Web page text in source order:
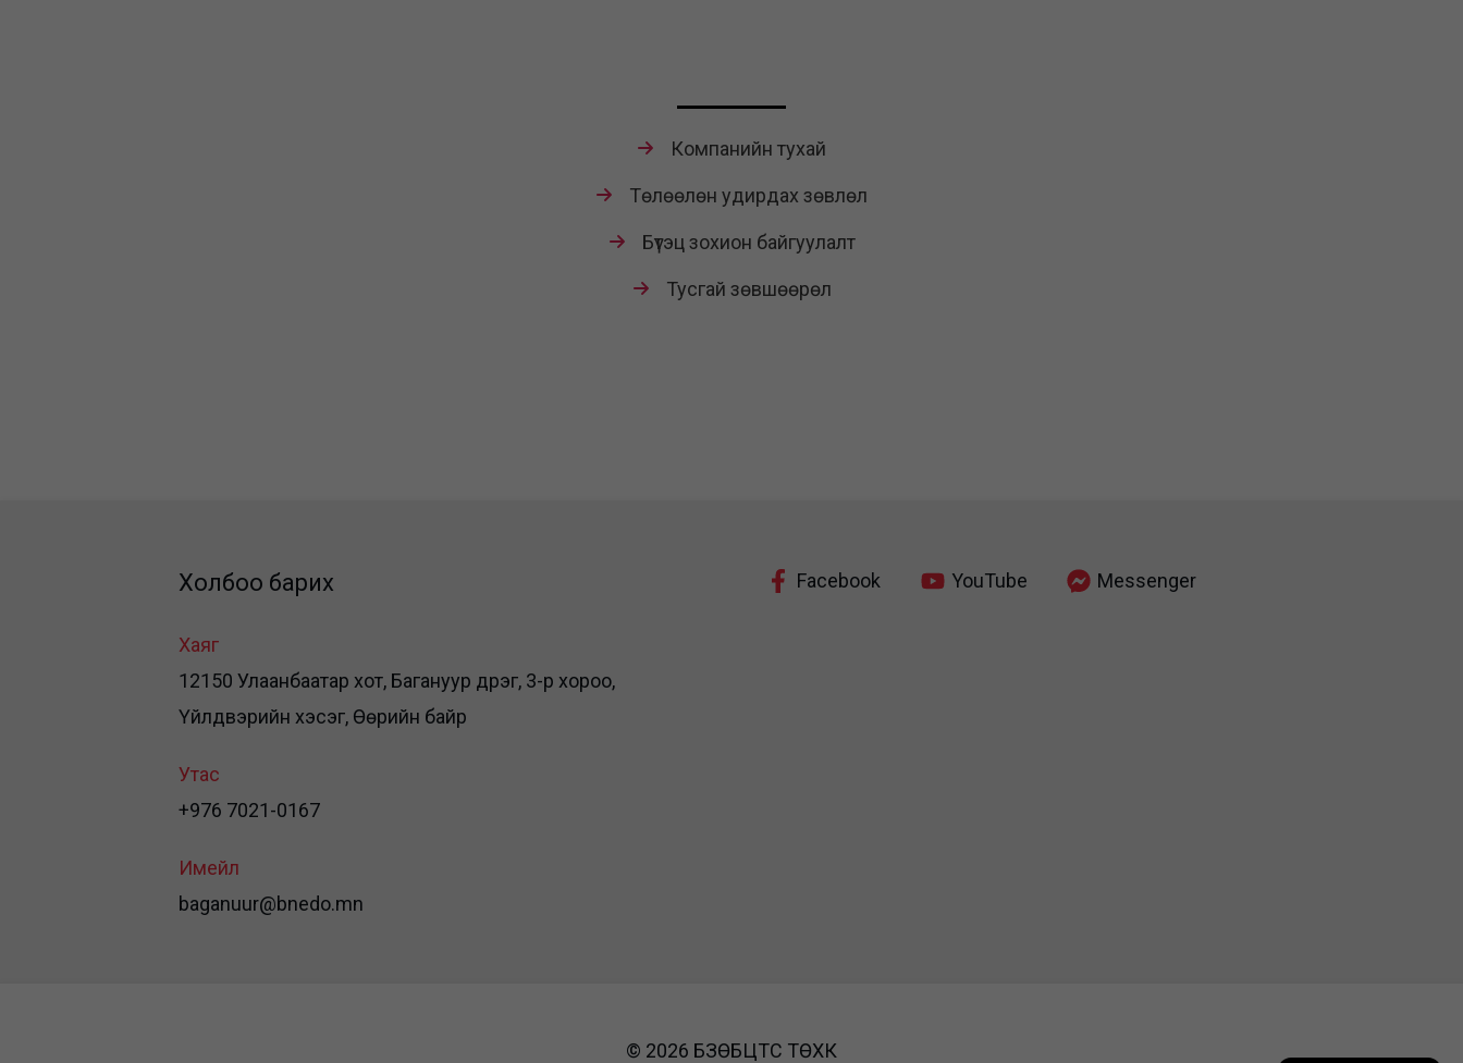
Компанийн тухай
Төлөөлөн удирдах зөвлөл
Бүтэц зохион байгуулалт
Тусгай зөвшөөрөл
Холбоо барих
Хаяг
12150 Улаанбаатар хот, Багануур дүүрэг, 3-р хороо,
Үйлдвэрийн хэсэг, Өөрийн байр
Утас
+976 7021-0167
Имейл
baganuur@bnedo.mn
Facebook YouTube Messenger
© 2026 БЗӨБЦТС ТӨХК